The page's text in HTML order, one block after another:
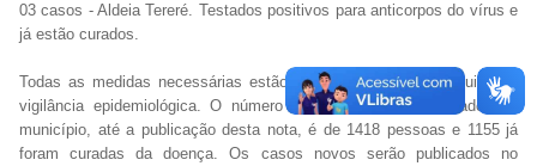
03 casos - Aldeia Tereré. Testados positivos para anticorpos do vírus e
já estão curados.
Todas as medidas necessárias estão sendo tomadas pela equipe de
vigilância epidemiológica. O número total de casos confirmados no
município, até a publicação desta nota, é de 1418 pessoas e 1155 já
foram curadas da doença. Os casos novos serão publicados no